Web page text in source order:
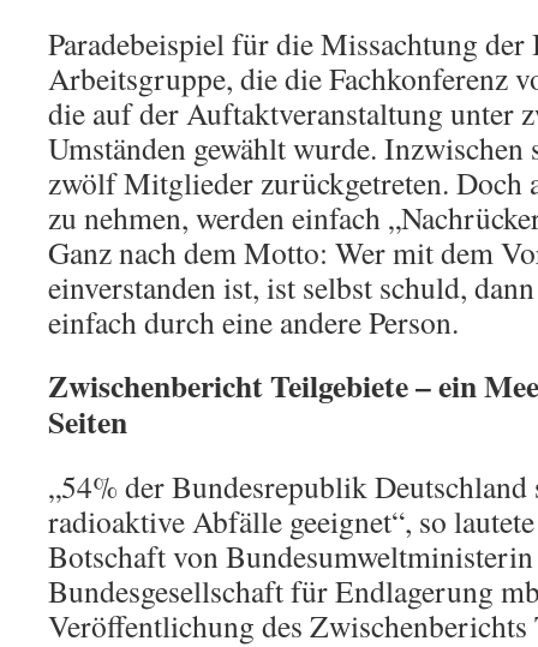
Paradebeispiel für die Missachtung
Arbeitsgruppe, die die Fachkonferenz
die auf der Auftaktveranstaltung unter
Umständen gewählt wurde. Inzwischen
zwölf Mitglieder zurückgetreten. Doch
zu nehmen, werden einfach
Ganz nach dem Motto: Wer mit dem
einverstanden ist, ist selbst schuld,
einfach durch eine andere Person.
Zwischenbericht Teilgebiete – ein
Seiten
„54% der Bundesrepublik
radioaktive Abfälle geeignet“, so
Botschaft von
Bundesgesellschaft für Endlagerung
Veröffentlichung des Zwischenberichts